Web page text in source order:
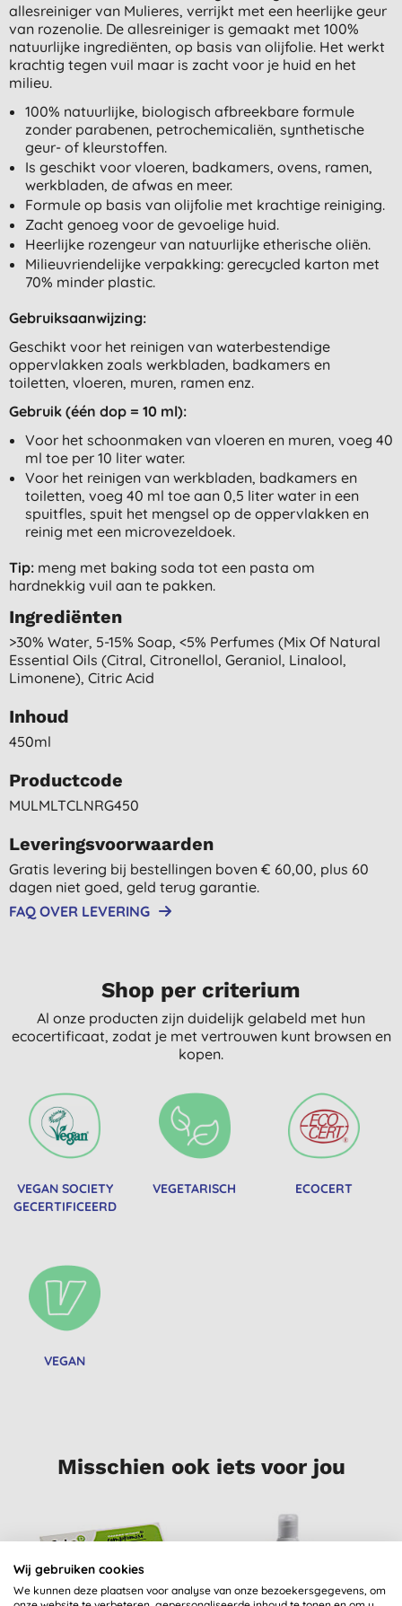
allesreiniger van Mulieres, verrijkt met een heerlijke geur
van rozenolie. De allesreiniger is gemaakt met 100%
natuurlijke ingrediënten, op basis van olijfolie. Het werkt
krachtig tegen vuil maar is zacht voor je huid en het
milieu.
100% natuurlijke, biologisch afbreekbare formule
zonder parabenen, petrochemicaliën, synthetische
geur- of kleurstoffen.
Is geschikt voor vloeren, badkamers, ovens, ramen,
werkbladen, de afwas en meer.
Formule op basis van olijfolie met krachtige reiniging.
Zacht genoeg voor de gevoelige huid.
Heerlijke rozengeur van natuurlijke etherische oliën.
Milieuvriendelijke verpakking: gerecycled karton met
70% minder plastic.
Gebruiksaanwijzing:
Geschikt voor het reinigen van waterbestendige
oppervlakken zoals werkbladen, badkamers en
toiletten, vloeren, muren, ramen enz.
Gebruik (één dop = 10 ml):
Voor het schoonmaken van vloeren en muren, voeg 40
ml toe per 10 liter water.
Voor het reinigen van werkbladen, badkamers en
toiletten, voeg 40 ml toe aan 0,5 liter water in een
spuitfles, spuit het mengsel op de oppervlakken en
reinig met een microvezeldoek.
Tip: meng met baking soda tot een pasta om
hardnekkig vuil aan te pakken.
Ingrediënten
>30% Water, 5-15% Soap, <5% Perfumes (mix Of Natural
Essential Oils (citral, Citronellol, Geraniol, Linalool,
Limonene), Citric Acid
Inhoud
450ml
Productcode
MULMLTCLNRG450
Leveringsvoorwaarden
Gratis levering bij bestellingen boven € 60,00, plus 60
dagen niet goed, geld terug garantie.
FAQ OVER LEVERING
Shop per criterium
Al onze producten zijn duidelijk gelabeld met hun
ecocertificaat, zodat je met vertrouwen kunt browsen en
kopen.
VEGAN SOCIETY
GECERTIFICEERD
VEGETARISCH ECOCERT
VEGAN
Misschien ook iets voor jou
Wij gebruiken cookies
We kunnen deze plaatsen voor analyse van onze bezoekersgegevens, om